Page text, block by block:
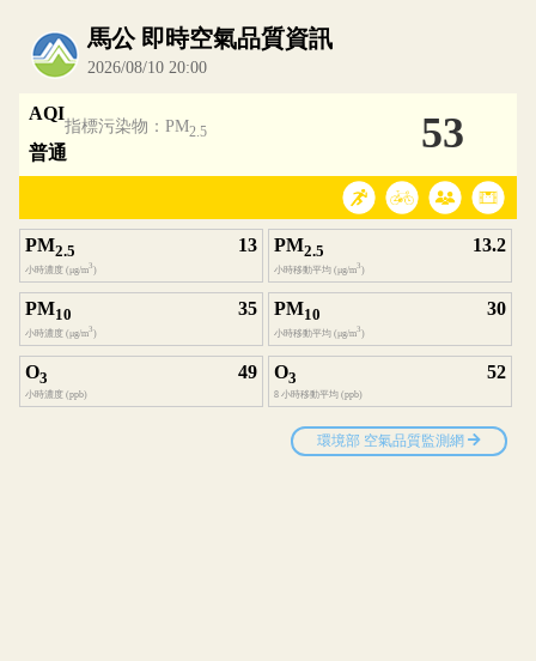
內嵌空氣品質小工具為視覺預覽，完整即時空